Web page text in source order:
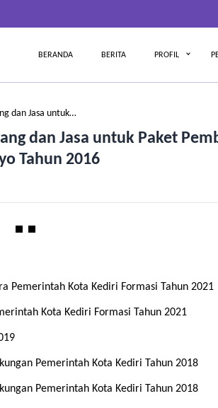
BERANDA BERITA PROFIL
dan Jasa untuk…
dan Jasa untuk Paket
Tahun 2016
Pemerintah Kota Kediri Formasi Tahun 2021
Kota Kediri Formasi Tahun 2021
Pemerintah Kota Kediri Tahun 2018
Pemerintah Kota Kediri Tahun 2018